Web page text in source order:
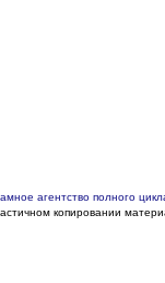
агентство полного
копировании